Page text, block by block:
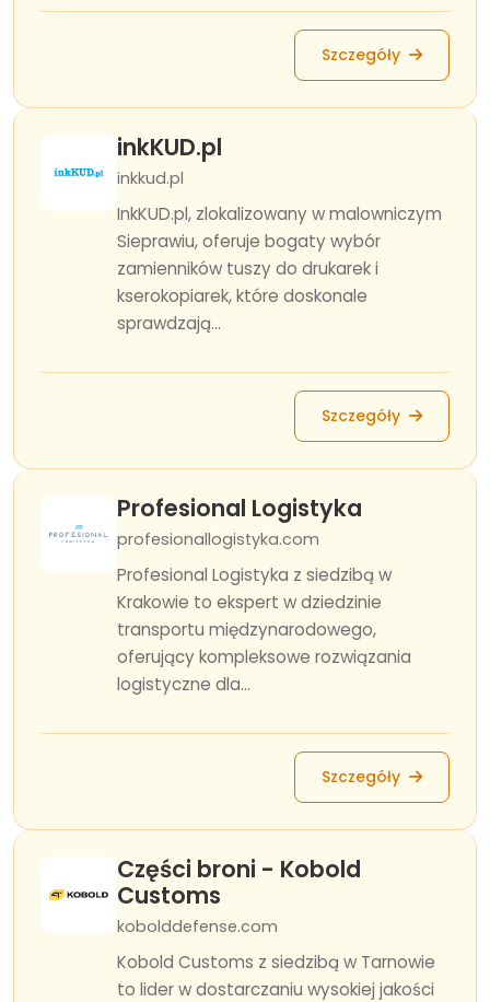
Szczegóły
inkKUD.pl
inkkud.pl
InkKUD.pl, zlokalizowany w malowniczym
Sieprawiu, oferuje bogaty wybór
zamienników tuszy do drukarek i
kserokopiarek, które doskonale
sprawdzają...
Szczegóły
Profesional Logistyka
profesionallogistyka.com
Profesional Logistyka z siedzibą w
Krakowie to ekspert w dziedzinie
transportu międzynarodowego,
oferujący kompleksowe rozwiązania
logistyczne dla...
Szczegóły
Części broni - Kobold
Customs
kobolddefense.com
Kobold Customs z siedzibą w Tarnowie
to lider w dostarczaniu wysokiej jakości